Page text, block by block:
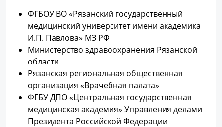
ФГБОУ ВО «Рязанский государственный
медицинский университет имени академика
И.П. Павлова» МЗ РФ
Министерство здравоохранения Рязанской
области
Рязанская региональная общественная
организация «Врачебная палата»
ФГБУ ДПО «Центральная государственная
медицинская академия» Управления делами
Президента Российской Федерации